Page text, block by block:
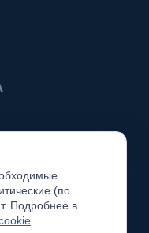
(по
Подробнее в